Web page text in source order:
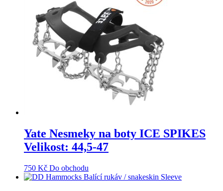
Yate Nesmeky na boty ICE SPIKES
Velikost: 44,5-47
750 Kč Do obchodu